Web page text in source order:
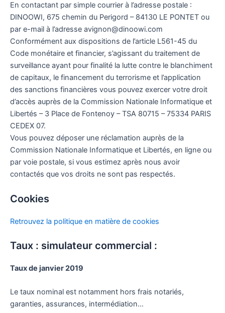
En contactant par simple courrier à l’adresse postale :
DINOOWI, 675 chemin du Perigord – 84130 LE PONTET ou
par e-mail à l’adresse avignon@dinoowi.com
Conformément aux dispositions de l’article L561-45 du
Code monétaire et financier, s’agissant du traitement de
surveillance ayant pour finalité la lutte contre le blanchiment
de capitaux, le financement du terrorisme et l’application
des sanctions financières vous pouvez exercer votre droit
d’accès auprès de la Commission Nationale Informatique et
Libertés – 3 Place de Fontenoy – TSA 80715 – 75334 PARIS
CEDEX 07.
Vous pouvez déposer une réclamation auprès de la
Commission Nationale Informatique et Libertés, en ligne ou
par voie postale, si vous estimez après nous avoir
contactés que vos droits ne sont pas respectés.
Cookies
Retrouvez la politique en matière de cookies
Taux : simulateur commercial :
Taux de janvier 2019
Le taux nominal est notamment hors frais notariés,
garanties, assurances, intermédiation…